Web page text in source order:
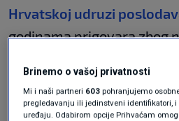
Hrvatskoj udruzi
godinama prigovara zbog
proizvodnju. Vlada nikad
neistinu, kako pišeDW.
Brinemo o vašoj privatnosti
Mi i naši partneri 603 pohranjujemo
pregledavanju ili jedinstveni identifikatori,
uređaju. Odabirom opcije Prihvaćam